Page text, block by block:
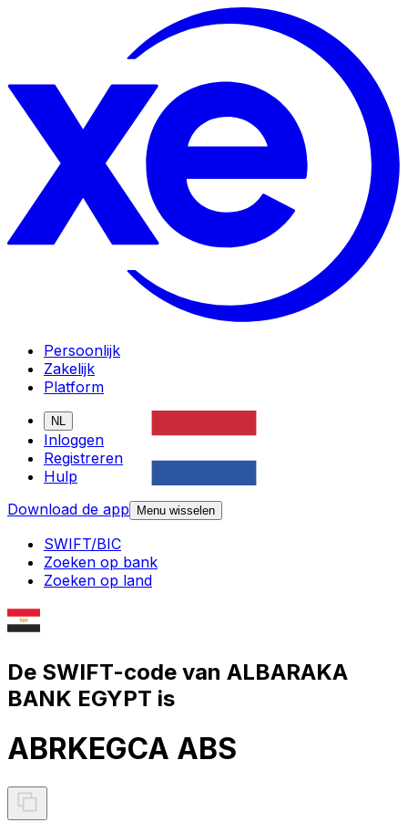
Persoonlijk
Zakelijk
Platform
NL
Inloggen
Registreren
Hulp
Download de app
Menu wisselen
SWIFT/BIC
Zoeken op bank
Zoeken op land
De SWIFT-code van ALBARAKA
BANK EGYPT is
ABRKEGCA ABS